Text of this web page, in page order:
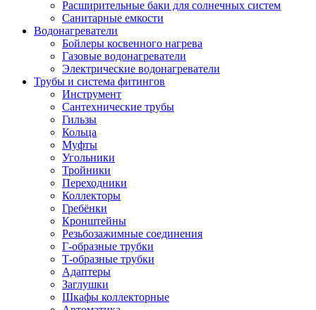
Расширительные баки для солнечных систем
Санитарные емкости
Водонагреватели
Бойлеры косвенного нагрева
Газовые водонагреватели
Электрические водонагреватели
Трубы и система фитингов
Инструмент
Сантехнические трубы
Гильзы
Кольца
Муфты
Угольники
Тройники
Переходники
Коллекторы
Гребёнки
Кронштейны
Резьбозажимные соединения
Г-образные трубки
Т-образные трубки
Адаптеры
Заглушки
Шкафы коллекторные